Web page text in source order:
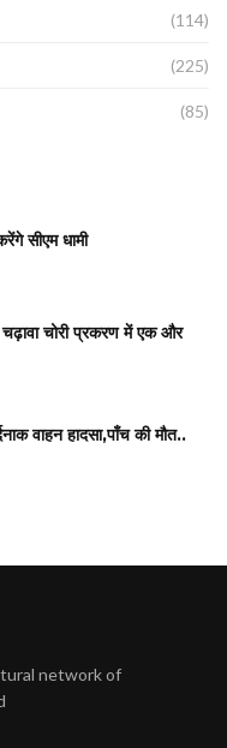
(114)
(225)
(85)
सीएम धामी
चढ़ावा चोरी प्रकरण में एक और
वाहन हादसा,पाँच की मौत..
network of